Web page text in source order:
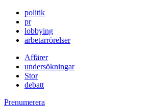
politik
pr
lobbying
arbetarrörelser
Affärer
undersökningar
Stor
debatt
Prenumerera